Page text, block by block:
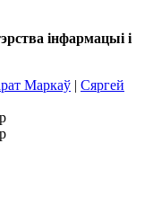
інфармацыі і
Маркаў | Сяргей